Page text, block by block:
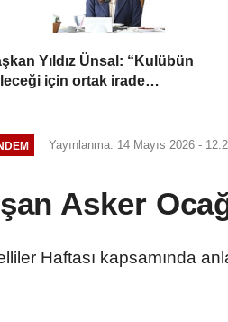
Yıldız Ünsal: “Kulübün
için ortak irade
Yayınlanma: 14 Mayıs 2026 -
Asker
Haftası kapsamında